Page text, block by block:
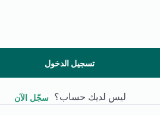
تسجيل الدخول
ليس لديك حساب؟ سجّل الآن